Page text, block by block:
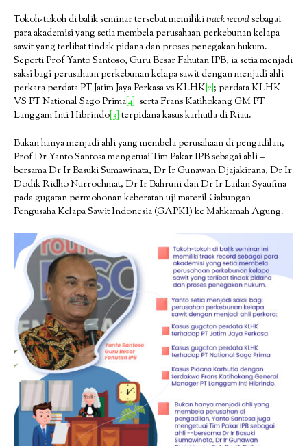
Tokoh-tokoh di balik seminar tersebut memilikitrack recordsebagai
para akademisi yang setia membela perusahaan perkebunan kelapa
sawit yang terlibat tindak pidana dan proses penegakan hukum.
Seperti Prof Yanto Santoso, Guru Besar Fahutan IPB, ia setia menjadi
saksi bagi perusahaan perkebunan kelapa sawit dengan menjadi ahli
perkara perdata PT Jatim Jaya Perkasa vs KLHK[2]; perdata KLHK
VS PT National Sago Prima[4] serta Frans Katihokang GM PT
Langgam Inti Hibrindo[3] terpidana kasus karhutla di Riau.
Bukan hanya menjadi ahli yang membela perusahaan di pengadilan,
Prof Dr Yanto Santosa mengetuai Tim Pakar IPB sebagai ahli –
bersama Dr Ir Basuki Sumawinata, Dr Ir Gunawan Djajakirana, Dr Ir
Dodik Ridho Nurrochmat, Dr Ir Bahruni dan Dr Ir Lailan Syaufina–
pada gugatan permohonan keberatan uji materil Gabungan
Pengusaha Kelapa Sawit Indonesia (GAPKI) ke Mahkamah Agung.